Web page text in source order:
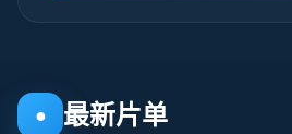
● 最新片单